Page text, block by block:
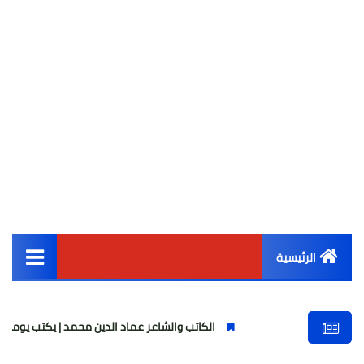
الرئيسية
أخبار مصر
الكاتب والشاعر عماد الدين محمد | يكتب يوميات شاعر